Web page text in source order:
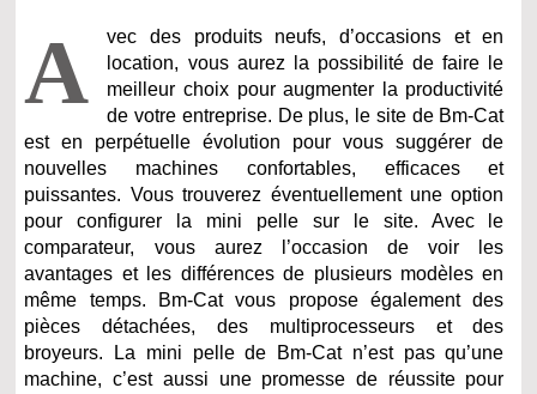
A
vec des produits neufs, d’occasions et en
location, vous aurez la possibilité de faire le
meilleur choix pour augmenter la productivité
de votre entreprise. De plus, le site de Bm-Cat
est en perpétuelle évolution pour vous suggérer de
nouvelles machines confortables, efficaces et
puissantes. Vous trouverez éventuellement une option
pour configurer la mini pelle sur le site. Avec le
comparateur, vous aurez l’occasion de voir les
avantages et les différences de plusieurs modèles en
même temps. Bm-Cat vous propose également des
pièces détachées, des multiprocesseurs et des
broyeurs. La mini pelle de Bm-Cat n’est pas qu’une
machine, c’est aussi une promesse de réussite pour